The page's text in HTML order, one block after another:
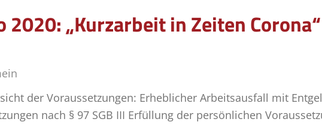
„Kurzarbeit in Zeiten
der Voraussetzungen: Erheblicher Arbeitsausfall mit
nach § 97 SGB III Erfüllung der persönlichen